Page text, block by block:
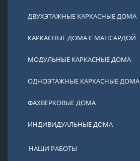
ДВУХЭТАЖНЫЕ КАРКАСНЫЕ ДОМА
КАРКАСНЫЕ ДОМА С МАНСАРДОЙ
МОДУЛЬНЫЕ КАРКАСНЫЕ ДОМА
ОДНОЭТАЖНЫЕ КАРКАСНЫЕ ДОМА
ФАХВЕРКОВЫЕ ДОМА
ИНДИВИДУАЛЬНЫЕ ДОМА
НАШИ РАБОТЫ